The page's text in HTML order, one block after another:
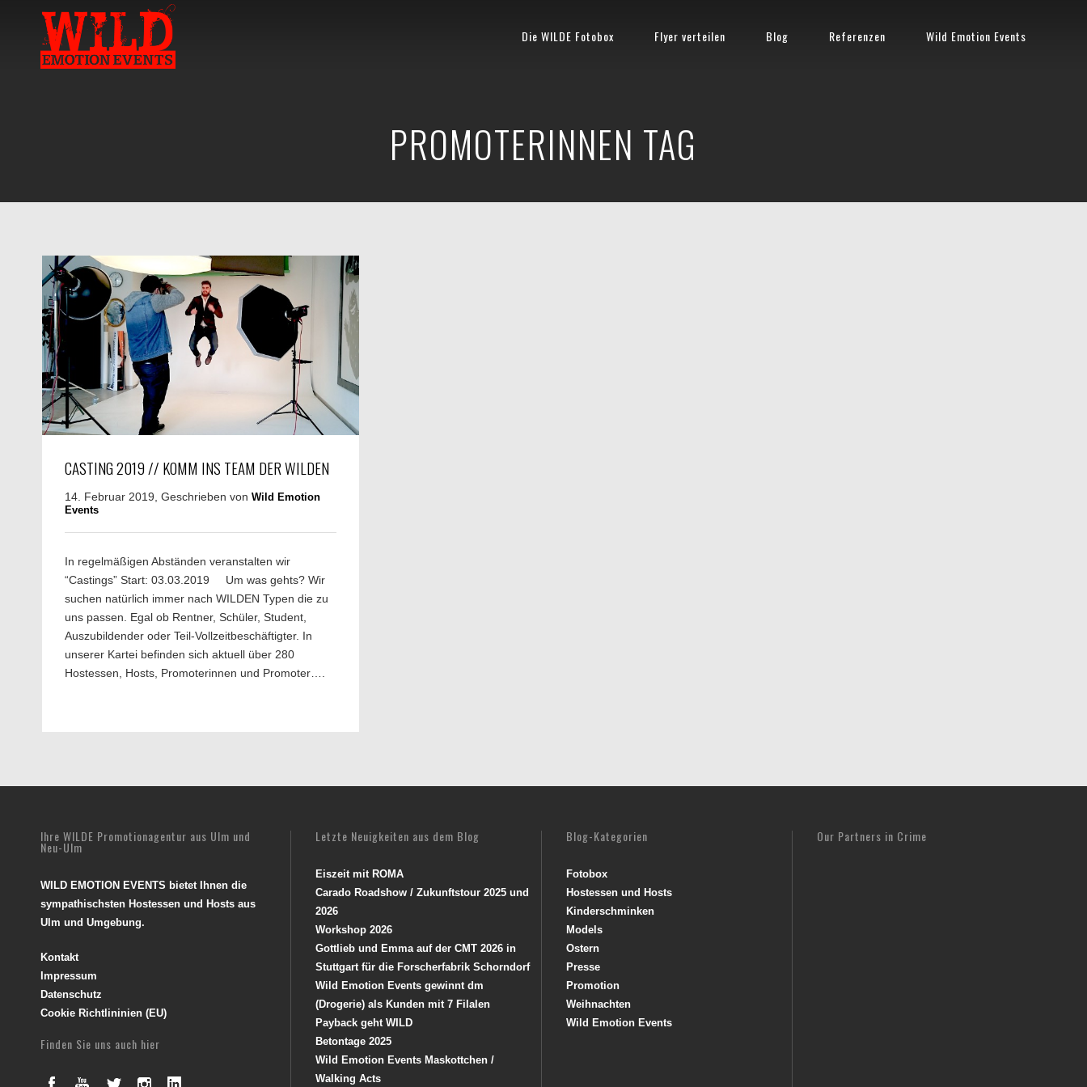
Die WILDE Fotobox Flyer verteilen Blog Referenzen Wild Emotion Events
PROMOTERINNEN TAG
CASTING 2019 // KOMM INS TEAM DER WILDEN
14. Februar 2019, Geschrieben von Wild Emotion
Events
In regelmäßigen Abständen veranstalten wir
“Castings” Start: 03.03.2019 Um was gehts? Wir
suchen natürlich immer nach WILDEN Typen die zu
uns passen. Egal ob Rentner, Schüler, Student,
Auszubildender oder Teil-Vollzeitbeschäftigter. In
unserer Kartei befinden sich aktuell über 280
Hostessen, Hosts, Promoterinnen und Promoter….
Ihre WILDE Promotionagentur aus Ulm und
Neu-Ulm
WILD EMOTION EVENTS bietet Ihnen die
sympathischsten Hostessen und Hosts aus
Ulm und Umgebung.
Kontakt
Impressum
Datenschutz
Cookie Richtlininien (EU)
Finden Sie uns auch hier
Letzte Neuigkeiten aus dem Blog
Eiszeit mit ROMA
Carado Roadshow / Zukunftstour 2025 und
2026
Workshop 2026
Gottlieb und Emma auf der CMT 2026 in
Stuttgart für die Forscherfabrik Schorndorf
Wild Emotion Events gewinnt dm
(Drogerie) als Kunden mit 7 Filalen
Payback geht WILD
Betontage 2025
Wild Emotion Events Maskottchen /
Walking Acts
Blog-Kategorien
Fotobox
Hostessen und Hosts
Kinderschminken
Models
Ostern
Presse
Promotion
Weihnachten
Wild Emotion Events
Our Partners in Crime